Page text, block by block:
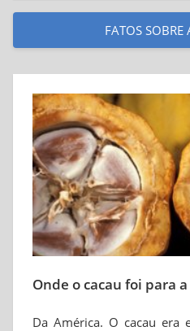
FATOS SOBRE
Onde o cacau foi para
Da América. O cacau era